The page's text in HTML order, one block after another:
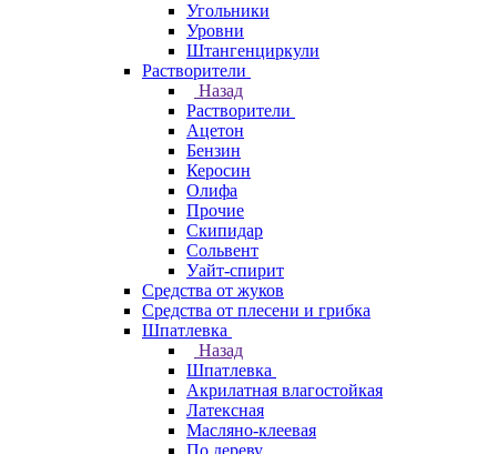
Угольники
Уровни
Штангенциркули
Растворители
Назад
Растворители
Ацетон
Бензин
Керосин
Олифа
Прочие
Скипидар
Сольвент
Уайт-спирит
Средства от жуков
Средства от плесени и грибка
Шпатлевка
Назад
Шпатлевка
Акрилатная влагостойкая
Латексная
Масляно-клеевая
По дереву